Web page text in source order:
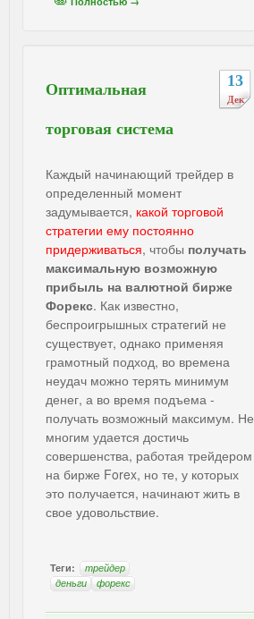
13
Дек
Оптимальная
торговая система
Каждый начинающий трейдер в
определенный момент
задумывается, какой торговой
стратегии ему постоянно
придерживаться, чтобы получать
максимальную возможную
прибыль на валютной бирже
Форекс. Как известно,
беспроигрышных стратегий не
существует, однако применяя
грамотный подход, во времена
неудач можно терять минимум
денег, а во время подъема -
получать возможный максимум. Не
многим удается достичь
совершенства, работая трейдером
на бирже Forex, но те, у которых
это получается, начинают жить в
свое удовольствие.
Теги:
трейдер
деньги
форекс